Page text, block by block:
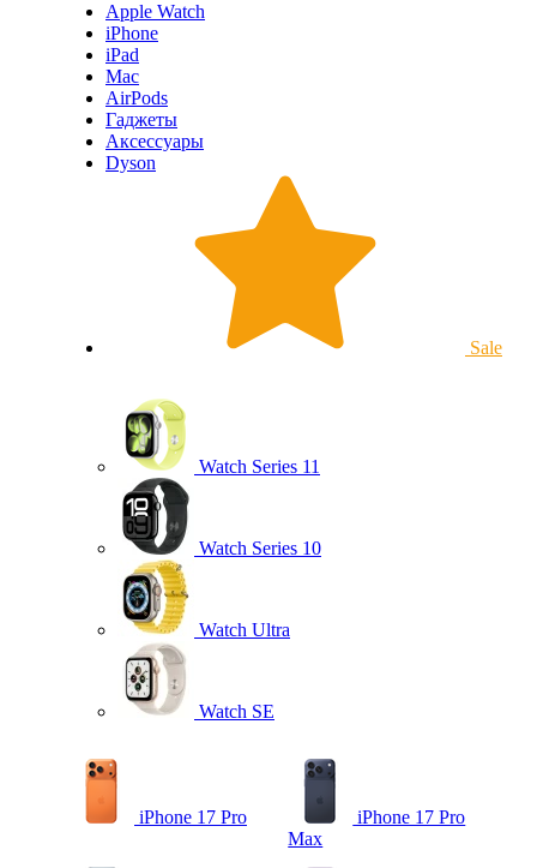
Apple Watch
iPhone
iPad
Mac
AirPods
Гаджеты
Аксессуары
Dyson
Sale
Watch Series 11
Watch Series 10
Watch Ultra
Watch SE
iPhone 17 Pro
iPhone 17 Pro
Max